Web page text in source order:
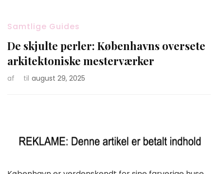
Samtlige Guides
De skjulte perler: Københavns oversete
arkitektoniske mesterværker
af til august 29, 2025